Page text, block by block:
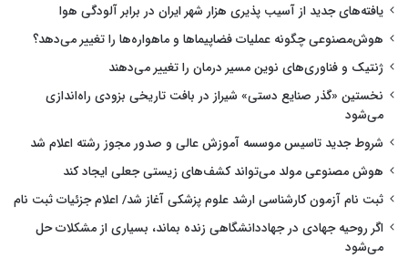
یافته‌های جدید از آسیب پذیری هزار شهر ایران در برابر آلودگی هوا
هوش‌مصنوعی چگونه عملیات فضاپیماها و ماهواره‌ها را تغییر می‌دهد؟
ژنتیک و فناوری‌های نوین مسیر درمان را تغییر می‌دهند
نخستین «گذر صنایع دستی» شیراز در بافت تاریخی بزودی راه‌اندازی
می‌شود
شروط جدید تاسیس موسسه آموزش عالی و صدور مجوز رشته اعلام شد
هوش مصنوعی مولد می‌تواند کشف‌های زیستی جعلی ایجاد کند
ثبت نام آزمون کارشناسی ارشد علوم پزشکی آغاز شد/ اعلام جزئیات ثبت نام
اگر روحیه جهادی در جهاددانشگاهی زنده بماند، بسیاری از مشکلات حل
می‌شود